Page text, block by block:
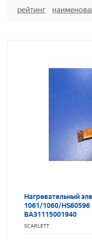
рейтинг
Нагревательный
1061/1060/HS60596
BA31115001940
SCARLETT